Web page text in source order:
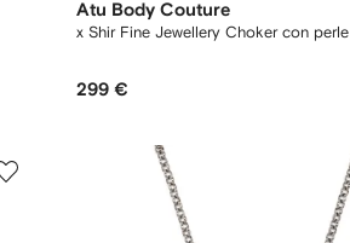
Atu Body Couture
x Shir Fine Jewellery Choker con perle
299 €